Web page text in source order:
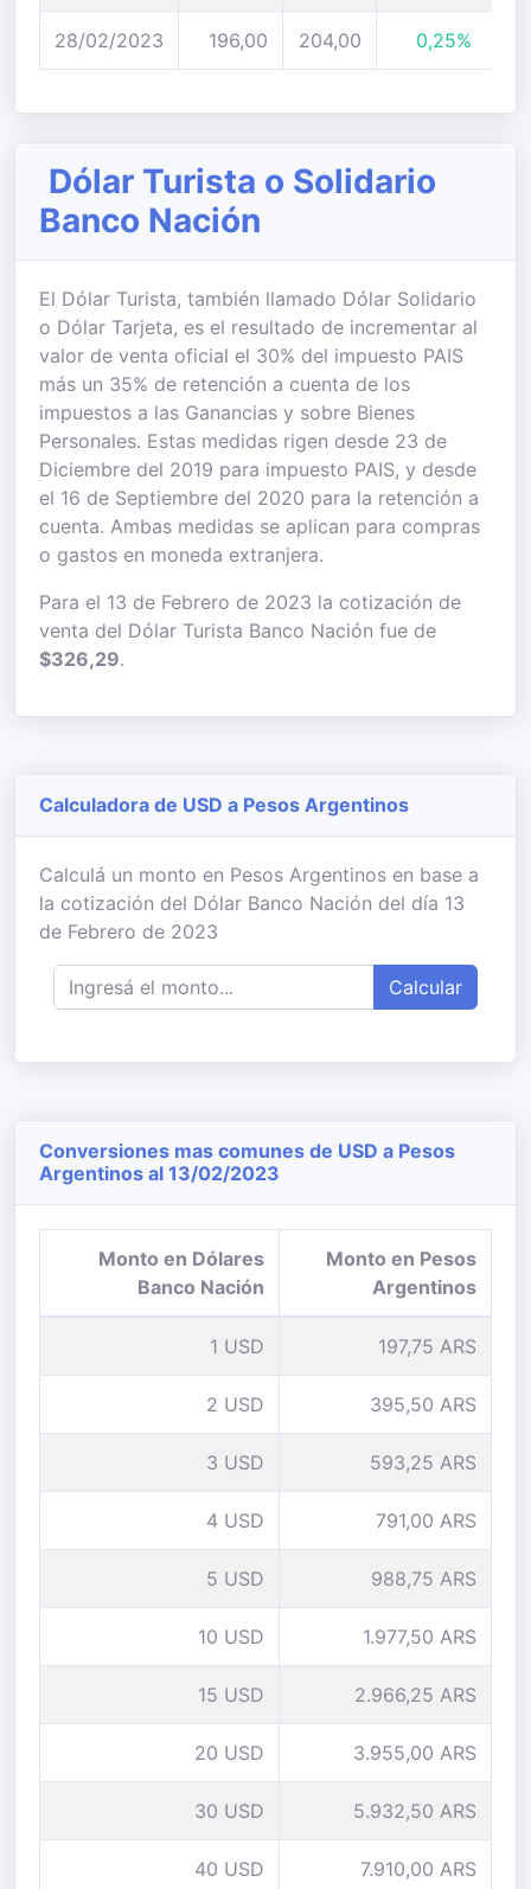
28/02/2023 196,00 204,00 0,25%
Dólar Turista o Solidario
Banco Nación
El Dólar Turista, también llamado Dólar Solidario
o Dólar Tarjeta, es el resultado de incrementar al
valor de venta oficial el 30% del impuesto PAIS
más un 35% de retención a cuenta de los
impuestos a las Ganancias y sobre Bienes
Personales. Estas medidas rigen desde 23 de
Diciembre del 2019 para impuesto PAIS, y desde
el 16 de Septiembre del 2020 para la retención a
cuenta. Ambas medidas se aplican para compras
o gastos en moneda extranjera.
Para el 13 de Febrero de 2023 la cotización de
venta del Dólar Turista Banco Nación fue de
$326,29.
Calculadora de USD a Pesos Argentinos
Calculá un monto en Pesos Argentinos en base a
la cotización del Dólar Banco Nación del día 13
de Febrero de 2023
Calcular
Conversiones mas comunes de USD a Pesos
Argentinos al 13/02/2023
Monto en Dólares
Banco Nación
Monto en Pesos
Argentinos
1 USD 197,75 ARS
2 USD 395,50 ARS
3 USD 593,25 ARS
4 USD 791,00 ARS
5 USD 988,75 ARS
10 USD 1.977,50 ARS
15 USD 2.966,25 ARS
20 USD 3.955,00 ARS
30 USD 5.932,50 ARS
40 USD 7.910,00 ARS